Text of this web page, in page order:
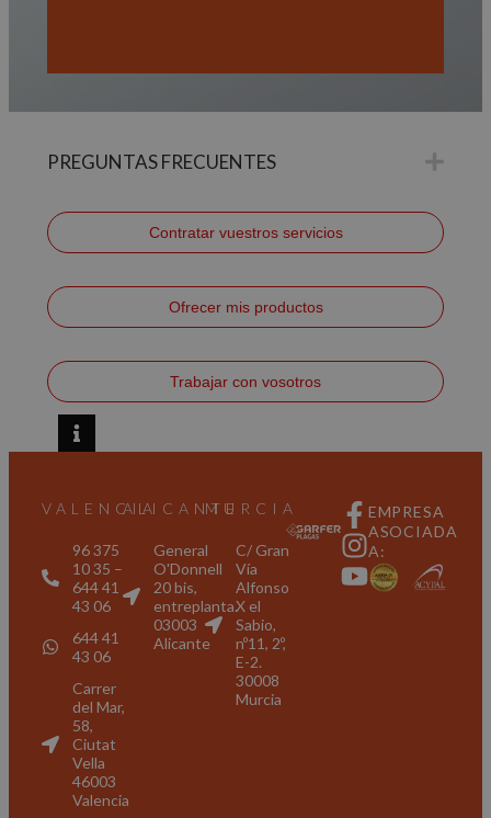
PREGUNTAS FRECUENTES
Contratar vuestros servicios
Ofrecer mis productos
Trabajar con vosotros
VALENCIA
96 375
10 35 –
644 41
43 06
644 41
43 06
Carrer
del Mar,
58,
Ciutat
Vella
46003
Valencia
ALICANTE
General
O'Donnell
20 bis,
entreplanta.
03003
Alicante
MURCIA
C/ Gran
Vía
Alfonso
X el
Sabio,
nº11, 2º,
E-2.
30008
Murcia
EMPRESA
ASOCIADA
A: